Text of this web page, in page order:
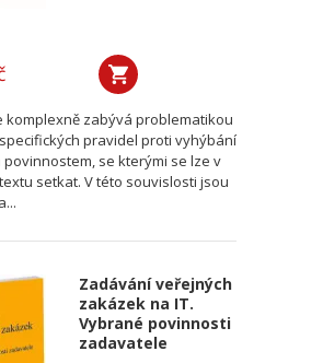
komplexně zabývá problematikou
pravidel proti vyhýbání
se kterými se lze v
setkat. V této souvislosti jsou
Zadávání veřejných
zakázek na IT.
Vybrané povinnosti
zadavatele